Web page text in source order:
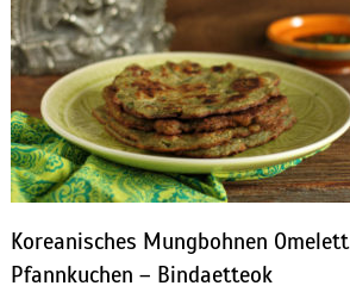
Koreanisches Mungbohnen Omelett
Pfannkuchen – Bindaetteok